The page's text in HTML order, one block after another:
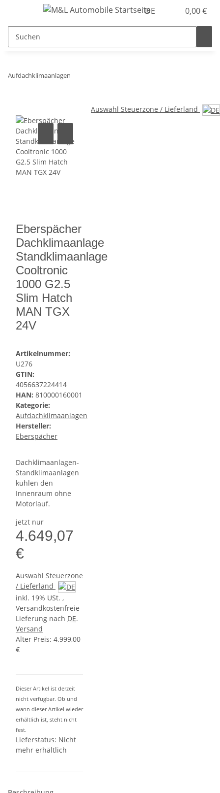
DE 0,00 €
Aufdachklimaanlagen
Auswahl Steuerzone / Lieferland
Eberspächer
Dachklimaanlage
Standklimaanlage
Cooltronic
1000 G2.5
Slim Hatch
MAN TGX
24V
Artikelnummer:
U276
GTIN:
4056637224414
HAN: 810000160001
Kategorie:
Aufdachklimaanlagen
Hersteller:
Eberspächer
Dachklimaanlagen-
Standklimaanlagen
kühlen den
Innenraum ohne
Motorlauf.
jetzt nur
4.649,07
€
Auswahl Steuerzone
/ Lieferland
inkl. 19% USt. ,
Versandkostenfreie
Lieferung nach DE.
Versand
Alter Preis: 4.999,00
€
Dieser Artikel ist derzeit
nicht verfügbar. Ob und
wann dieser Artikel wieder
erhältlich ist, steht nicht
fest.
Lieferstatus: Nicht
mehr erhältlich